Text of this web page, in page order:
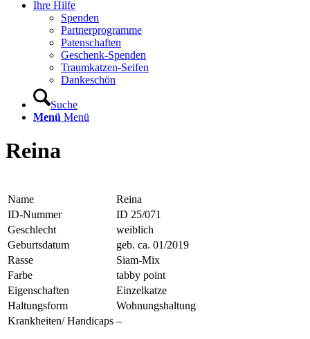
Ihre Hilfe
Spenden
Partnerprogramme
Patenschaften
Geschenk-Spenden
Traumkatzen-Seifen
Dankeschön
Suche
Menü Menü
Reina
Name
Reina
ID-Nummer
ID 25/071
Geschlecht
weiblich
Geburtsdatum
geb. ca. 01/2019
Rasse
Siam-Mix
Farbe
tabby point
Eigenschaften
Einzelkatze
Haltungsform
Wohnungshaltung
Krankheiten/ Handicaps –